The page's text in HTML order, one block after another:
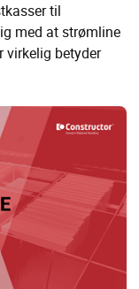
til
med at strømline
virkelig betyder